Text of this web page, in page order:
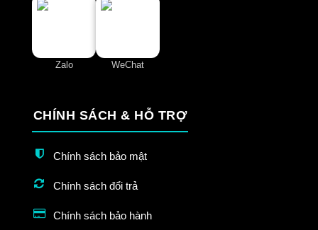
Zalo WeChat
CHÍNH SÁCH & HỖ TRỢ
Chính sách bảo mật
Chính sách đổi trả
Chính sách bảo hành